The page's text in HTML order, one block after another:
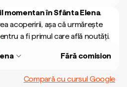
momentan înSfânta Elena.
acoperirii, așa că urmărește
a fi primul care află noutăți.
Fără comision
Compară cu cursul Google